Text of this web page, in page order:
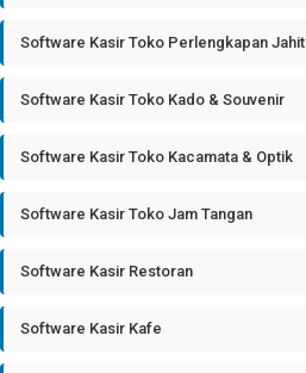
Software Kasir Toko Perlengkapan Jahit
Software Kasir Toko Kado & Souvenir
Software Kasir Toko Kacamata & Optik
Software Kasir Toko Jam Tangan
Software Kasir Restoran
Software Kasir Kafe